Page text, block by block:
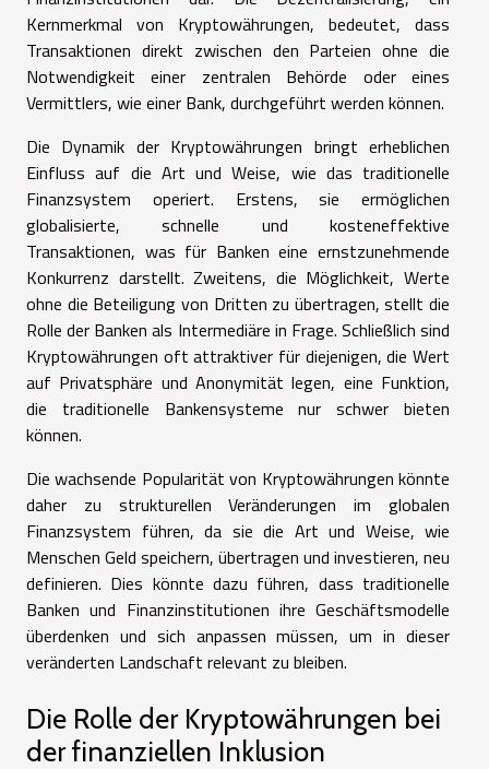
Kernmerkmal von Kryptowährungen, bedeutet, dass
Transaktionen direkt zwischen den Parteien ohne die
Notwendigkeit einer zentralen Behörde oder eines
Vermittlers, wie einer Bank, durchgeführt werden können.
Die Dynamik der Kryptowährungen bringt erheblichen
Einfluss auf die Art und Weise, wie das traditionelle
Finanzsystem operiert. Erstens, sie ermöglichen
globalisierte, schnelle und kosteneffektive
Transaktionen, was für Banken eine ernstzunehmende
Konkurrenz darstellt. Zweitens, die Möglichkeit, Werte
ohne die Beteiligung von Dritten zu übertragen, stellt die
Rolle der Banken als Intermediäre in Frage. Schließlich sind
Kryptowährungen oft attraktiver für diejenigen, die Wert
auf Privatsphäre und Anonymität legen, eine Funktion,
die traditionelle Bankensysteme nur schwer bieten
können.
Die wachsende Popularität von Kryptowährungen könnte
daher zu strukturellen Veränderungen im globalen
Finanzsystem führen, da sie die Art und Weise, wie
Menschen Geld speichern, übertragen und investieren, neu
definieren. Dies könnte dazu führen, dass traditionelle
Banken und Finanzinstitutionen ihre Geschäftsmodelle
überdenken und sich anpassen müssen, um in dieser
veränderten Landschaft relevant zu bleiben.
Die Rolle der Kryptowährungen bei
der finanziellen Inklusion